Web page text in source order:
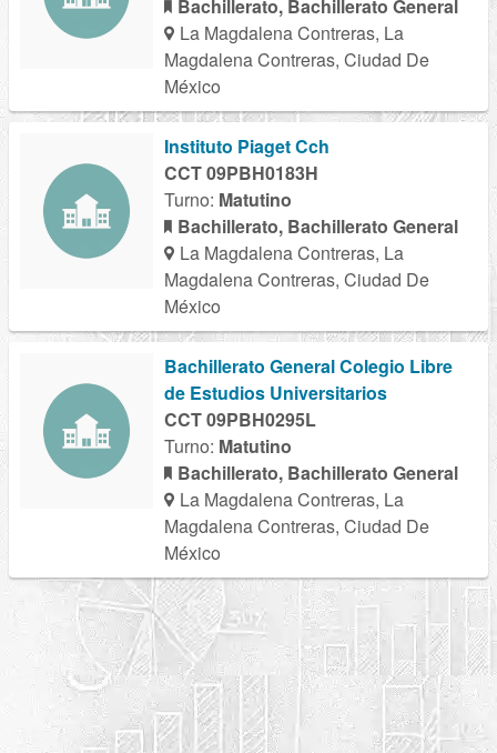
Bachillerato, Bachillerato General
La Magdalena Contreras, La
Magdalena Contreras, Ciudad De
México
Instituto Piaget Cch
CCT 09PBH0183H
Turno: Matutino
Bachillerato, Bachillerato General
La Magdalena Contreras, La
Magdalena Contreras, Ciudad De
México
Bachillerato General Colegio Libre
de Estudios Universitarios
CCT 09PBH0295L
Turno: Matutino
Bachillerato, Bachillerato General
La Magdalena Contreras, La
Magdalena Contreras, Ciudad De
México